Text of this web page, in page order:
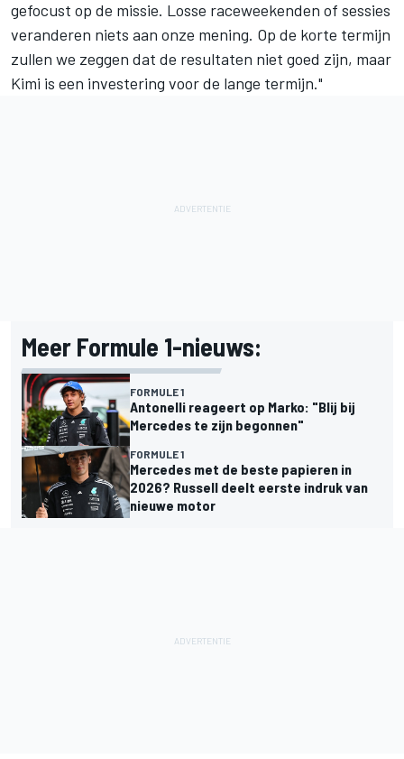
gefocust op de missie. Losse raceweekenden of sessies
veranderen niets aan onze mening. Op de korte termijn
zullen we zeggen dat de resultaten niet goed zijn, maar
Kimi is een investering voor de lange termijn."
Meer Formule 1-nieuws:
FORMULE 1
Antonelli reageert op Marko: "Blij bij
Mercedes te zijn begonnen"
FORMULE 1
Mercedes met de beste papieren in
2026? Russell deelt eerste indruk van
nieuwe motor